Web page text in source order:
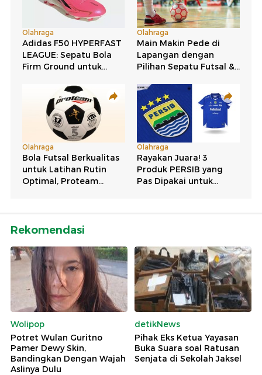
Rekomendasi
Wolipop
Potret Wulan Guritno
Pamer Dewy Skin,
Bandingkan Dengan Wajah
Aslinya Dulu
detikNews
Pihak Eks Ketua Yayasan
Buka Suara soal Ratusan
Senjata di Sekolah Jaksel